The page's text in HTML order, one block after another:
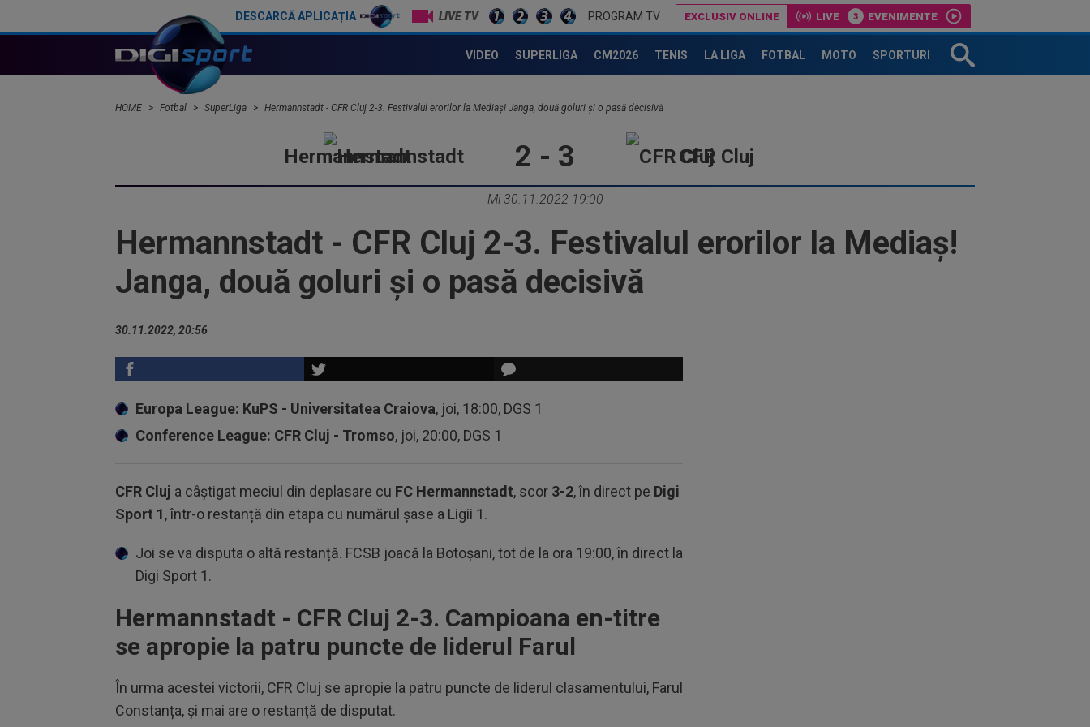
DESCARCĂ APLICAȚIA LIVE TV PROGRAM TV EXCLUSIV ONLINE LIVE EVENIMENTE
VIDEO SUPERLIGA CM2026 TENIS LA LIGA FOTBAL MOTO SPORTURI
HOME Fotbal SuperLiga Hermannstadt - CFR Cluj 2-3. Festivalul erorilor la Mediaș! Janga, două goluri și o pasă decisivă
Hermannstadt 2 - 3 CFR Cluj
Mi 30.11.2022 19:00
Hermannstadt - CFR Cluj 2-3. Festivalul erorilor la Mediaș!
Janga, două goluri și o pasă decisivă
30.11.2022, 20:56
Europa League: KuPS - Universitatea Craiova, joi, 18:00, DGS 1
Conference League: CFR Cluj - Tromso, joi, 20:00, DGS 1
CFR Cluj a câștigat meciul din deplasare cu FC Hermannstadt, scor 3-2, în direct pe Digi
Sport 1, într-o restanță din etapa cu numărul șase a Ligii 1.
Joi se va disputa o altă restanță. FCSB joacă la Botoșani, tot de la ora 19:00, în direct la
Digi Sport 1.
Hermannstadt - CFR Cluj 2-3. Campioana en-titre
se apropie la patru puncte de liderul Farul
În urma acestei victorii, CFR Cluj se apropie la patru puncte de liderul clasamentului, Farul
Constanța, și mai are o restanță de disputat.